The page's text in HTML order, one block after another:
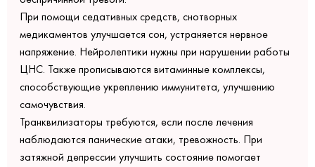
При помощи седативных средств, снотворных
медикаментов улучшается сон, устраняется нервное
напряжение. Нейролептики нужны при нарушении работы
ЦНС. Также прописываются витаминные комплексы,
способствующие укреплению иммунитета, улучшению
самочувствия.
Транквилизаторы требуются, если после лечения
наблюдаются панические атаки, тревожность. При
затяжной депрессии улучшить состояние помогает